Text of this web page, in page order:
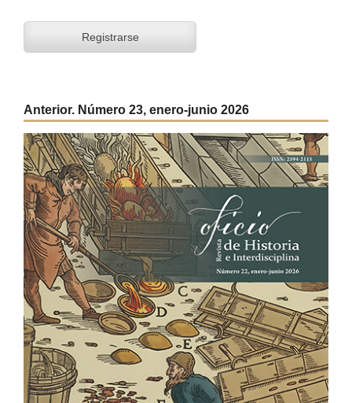
Registrarse
Anterior. Número 23, enero-junio 2026